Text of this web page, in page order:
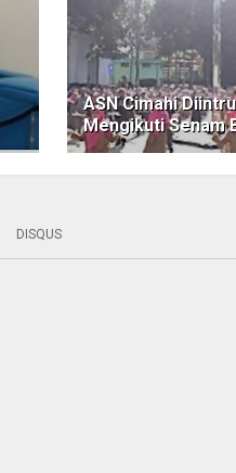
ASN Cimahi
Mengikuti Senam
DISQUS